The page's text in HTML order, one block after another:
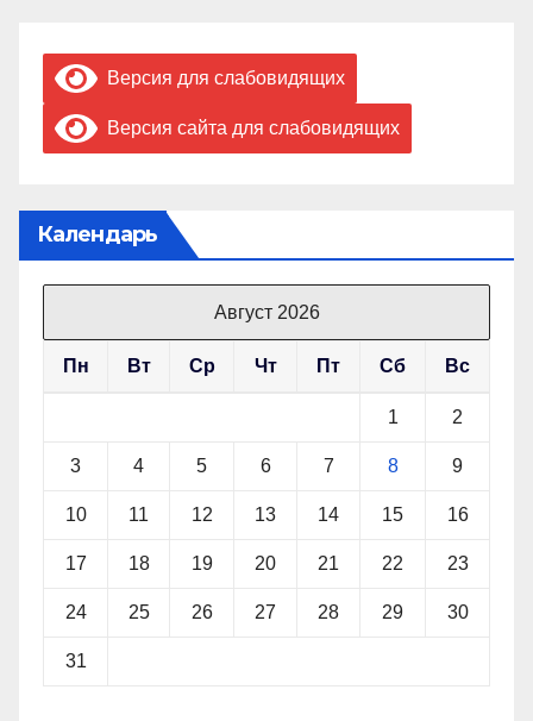
Версия для слабовидящих
Версия сайта для слабовидящих
Календарь
Август 2026
Пн Вт Ср Чт Пт Сб Вс
1 2
3 4 5 6 7 8 9
10 11 12 13 14 15 16
17 18 19 20 21 22 23
24 25 26 27 28 29 30
31